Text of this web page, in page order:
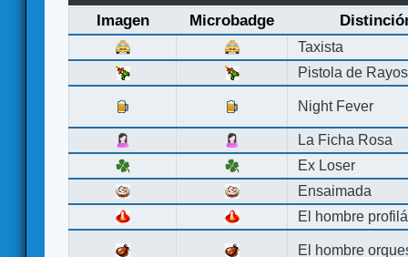
Imagen Microbadge
Taxista
Pistola de Rayos
Night Fever
La Ficha Rosa
Ex Loser
Ensaimada
El hombre
El hombre